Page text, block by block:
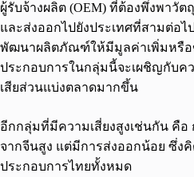
ผู้รับจ้างผลิต (OEM) ที่ต้องพึ่งพาวัต
และส่งออกไปยังประเทศที่สามต่อไ
พัฒนาผลิตภัณฑ์ให้มีมูลค่าเพิ่มหรือ
ประกอบการในกลุ่มนี้จะเผชิญกับค
เสียส่วนแบ่งตลาดมากขึ้น
อีกกลุ่มที่มีความเสี่ยงสูงเช่นกัน คือ
จากจีนสูง แต่มีการส่งออกน้อย ซึ่งคิ
ประกอบการไทยทั้งหมด